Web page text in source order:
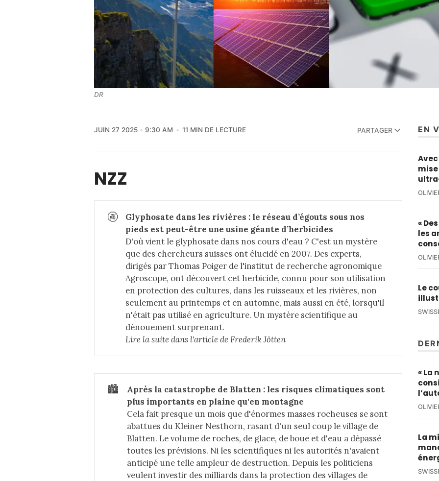
DR
JUIN 27 2025 9:30 AM 11 MIN DE LECTURE PARTAGER
NZZ
🚱
Glyphosate dans les rivières : le réseau d’égouts sous nos
pieds est peut-être une usine géante d’herbicides
D'où vient le glyphosate dans nos cours d'eau ? C'est un mystère
que des chercheurs suisses ont élucidé en 2007. Des experts,
dirigés par Thomas Poiger de l'institut de recherche agronomique
Agroscope, ont découvert cet herbicide, connu pour son utilisation
en protection des cultures, dans les ruisseaux et les rivières, non
seulement au printemps et en automne, mais aussi en été, lorsqu'il
n'était pas utilisé en agriculture. Un mystère scientifique au
dénouement surprenant.
Lire la suite dans l'article de Frederik Jötten
🏙️
Après la catastrophe de Blatten : les risques climatiques sont
plus importants en plaine qu'en montagne
Cela fait presque un mois que d'énormes masses rocheuses se sont
abattues du Kleiner Nesthorn, rasant d'un seul coup le village de
Blatten. Le volume de roches, de glace, de boue et d'eau a dépassé
toutes les prévisions. Ni les scientifiques ni les autorités n'avaient
anticipé une telle ampleur de destruction. Depuis les politiciens
veulent investir des milliards dans la protection des villages de
EN
«
les
Le
« La
La